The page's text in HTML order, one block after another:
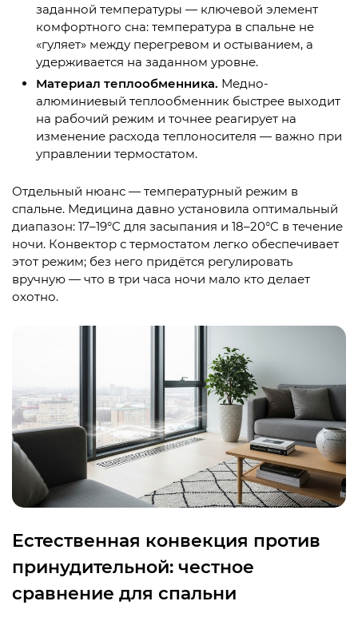
заданной температуры — ключевой элемент
комфортного сна: температура в спальне не
«гуляет» между перегревом и остыванием, а
удерживается на заданном уровне.
Материал теплообменника. Медно-
алюминиевый теплообменник быстрее выходит
на рабочий режим и точнее реагирует на
изменение расхода теплоносителя — важно при
управлении термостатом.
Отдельный нюанс — температурный режим в
спальне. Медицина давно установила оптимальный
диапазон: 17–19°C для засыпания и 18–20°C в течение
ночи. Конвектор с термостатом легко обеспечивает
этот режим; без него придётся регулировать
вручную — что в три часа ночи мало кто делает
охотно.
Естественная конвекция против
принудительной: честное
сравнение для спальни